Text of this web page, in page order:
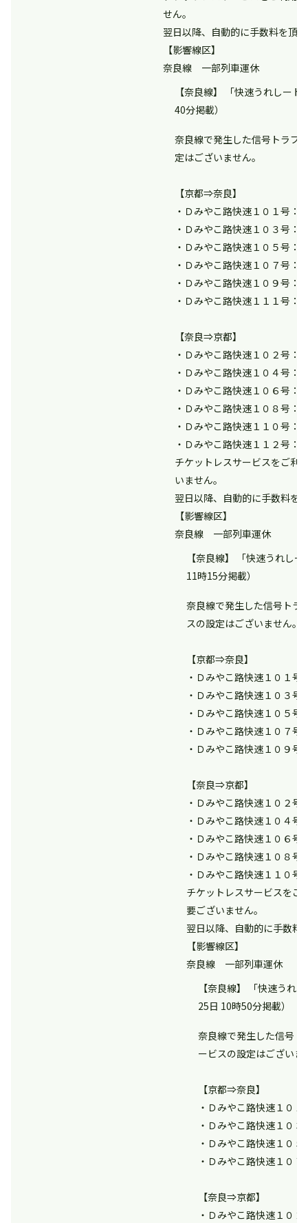
せん。
翌日以降、自動的に手数料を頂
【影響線区】
奈良線 一部列車運休
【奈良線】 「快速うれしー
40分掲載）
奈良線で発生した信号トラブ
定はございません。
【京都⇒奈良】
・Ｄみやこ路快速１０１号：
・Ｄみやこ路快速１０３号：
・Ｄみやこ路快速１０５号：
・Ｄみやこ路快速１０７号：
・Ｄみやこ路快速１０９号：
・Ｄみやこ路快速１１１号
【奈良⇒京都】
・Ｄみやこ路快速１０２号：
・Ｄみやこ路快速１０４号：
・Ｄみやこ路快速１０６号：
・Ｄみやこ路快速１０８号：
・Ｄみやこ路快速１１０号：
・Ｄみやこ路快速１１２号
チケットレスサービスをご利
いません。
翌日以降、自動的に手数料を
【影響線区】
奈良線 一部列車運休
【奈良線】 「快速うれし
11時15分掲載）
奈良線で発生した信号トラ
スの設定はございません。
【京都⇒奈良】
・Ｄみやこ路快速１０１号
・Ｄみやこ路快速１０３号
・Ｄみやこ路快速１０５号
・Ｄみやこ路快速１０７号
・Ｄみやこ路快速１０９
【奈良⇒京都】
・Ｄみやこ路快速１０２号
・Ｄみやこ路快速１０４号
・Ｄみやこ路快速１０６号
・Ｄみやこ路快速１０８号
・Ｄみやこ路快速１１０
チケットレスサービスをご
要ございません。
翌日以降、自動的に手数料
【影響線区】
奈良線 一部列車運休
【奈良線】 「快速うれ
25日 10時50分掲載）
奈良線で発生した信号
ービスの設定はございま
【京都⇒奈良】
・Ｄみやこ路快速１０
・Ｄみやこ路快速１０
・Ｄみやこ路快速１０
・Ｄみやこ路快速１０
【奈良⇒京都】
・Ｄみやこ路快速１０